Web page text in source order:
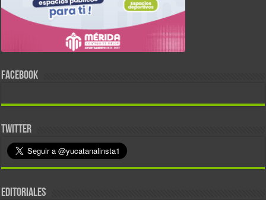
FACEBOOK
TWITTER
EDITORIALES